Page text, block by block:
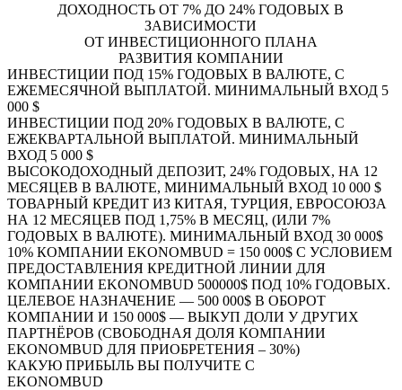
ДОХОДНОСТЬ ОТ 7% ДО 24% ГОДОВЫХ В
ЗАВИСИМОСТИ
ОТ ИНВЕСТИЦИОННОГО ПЛАНА
РАЗВИТИЯ КОМПАНИИ
ИНВЕСТИЦИИ ПОД 15% ГОДОВЫХ В ВАЛЮТЕ, С
ЕЖЕМЕСЯЧНОЙ ВЫПЛАТОЙ. МИНИМАЛЬНЫЙ ВХОД 5
000 $
ИНВЕСТИЦИИ ПОД 20% ГОДОВЫХ В ВАЛЮТЕ, С
ЕЖЕКВАРТАЛЬНОЙ ВЫПЛАТОЙ. МИНИМАЛЬНЫЙ
ВХОД 5 000 $
ВЫСОКОДОХОДНЫЙ ДЕПОЗИТ, 24% ГОДОВЫХ, НА 12
МЕСЯЦЕВ В ВАЛЮТЕ, МИНИМАЛЬНЫЙ ВХОД 10 000 $
ТОВАРНЫЙ КРЕДИТ ИЗ КИТАЯ, ТУРЦИЯ, ЕВРОСОЮЗА
НА 12 МЕСЯЦЕВ ПОД 1,75% В МЕСЯЦ, (ИЛИ 7%
ГОДОВЫХ В ВАЛЮТЕ). МИНИМАЛЬНЫЙ ВХОД 30 000$
10% КОМПАНИИ EKONOMBUD = 150 000$ С УСЛОВИЕМ
ПРЕДОСТАВЛЕНИЯ КРЕДИТНОЙ ЛИНИИ ДЛЯ
КОМПАНИИ EKONOMBUD 500000$ ПОД 10% ГОДОВЫХ.
ЦЕЛЕВОЕ НАЗНАЧЕНИЕ — 500 000$ В ОБОРОТ
КОМПАНИИ И 150 000$ — ВЫКУП ДОЛИ У ДРУГИХ
ПАРТНЁРОВ (СВОБОДНАЯ ДОЛЯ КОМПАНИИ
EKONOMBUD ДЛЯ ПРИОБРЕТЕНИЯ – 30%)
КАКУЮ ПРИБЫЛЬ ВЫ ПОЛУЧИТЕ С
EKONOMBUD